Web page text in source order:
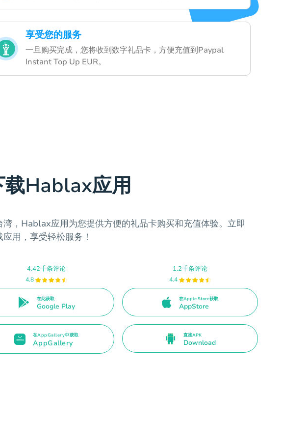
享受您的服务
一旦购买完成，您将收到数字礼品卡，方便充值到Paypal
Instant Top Up EUR。
载Hablax应用
湾，Hablax应用为您提供方便的礼品卡购买和充值体验。立即
应用，享受轻松服务！
4.42千条评论
4.8
在此获取
Google Play
1.2千条评论
4.4
在Apple Store获取
AppStore
在AppGallery中获取
AppGallery
直接APK
Download